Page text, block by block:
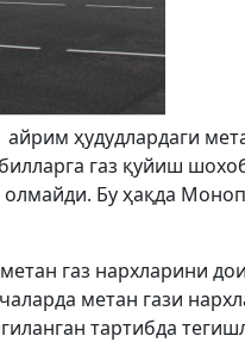
ҳудудлардаги
газ қуйиш
Бу ҳақда
газ нархларини
метан гази
тартибда